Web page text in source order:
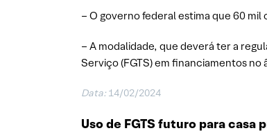
– O governo federal estima que 60 mil
– A modalidade, que deverá ter a
Serviço (FGTS) em financiamentos no
Data: 14/02/2024
Uso de FGTS futuro para casa